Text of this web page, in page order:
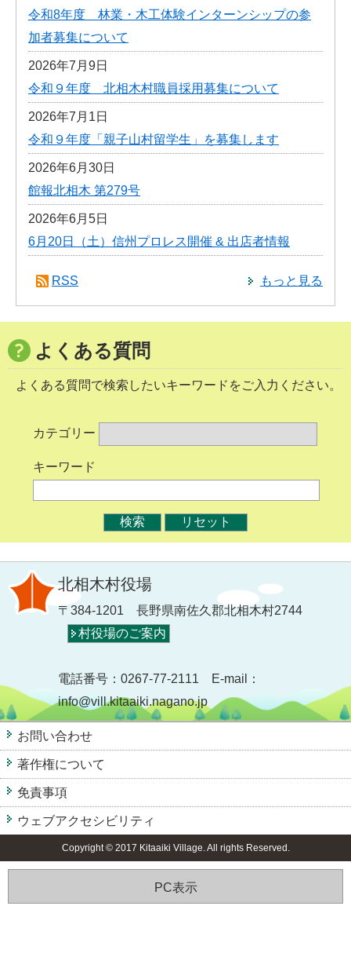
令和8年度 林業・木工体験インターンシップの参
加者募集について
2026年7月9日
令和９年度 北相木村職員採用募集について
2026年7月1日
令和９年度「親子山村留学生」を募集します
2026年6月30日
館報北相木 第279号
2026年6月5日
6月20日（土）信州プロレス開催 & 出店者情報
もっと見る
RSS
よくある質問
よくある質問で検索したいキーワードをご入力ください。
カテゴリー
キーワード
北相木村役場
〒384-1201 長野県南佐久郡北相木村2744
村役場のご案内
電話番号：0267-77-2111 E-mail：
info@vill.kitaaiki.nagano.jp
お問い合わせ
著作権について
免責事項
ウェブアクセシビリティ
Copyright © 2017 Kitaaiki Village. All rights Reserved.
PC表示